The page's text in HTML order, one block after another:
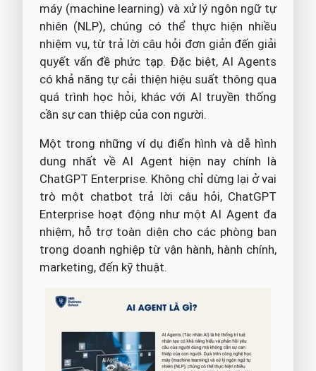
máy (machine learning) và xử lý ngôn ngữ tự
nhiên (NLP), chúng có thể thực hiện nhiều
nhiệm vụ, từ trả lời câu hỏi đơn giản đến giải
quyết vấn đề phức tạp. Đặc biệt, AI Agents
có khả năng tự cải thiện hiệu suất thông qua
quá trình học hỏi, khác với AI truyền thống
cần sự can thiệp của con người.
Một trong những ví dụ điển hình và dễ hình
dung nhất về AI Agent hiện nay chính là
ChatGPT Enterprise. Không chỉ dừng lại ở vai
trò một chatbot trả lời câu hỏi, ChatGPT
Enterprise hoạt động như một AI Agent đa
nhiệm, hỗ trợ toàn diện cho các phòng ban
trong doanh nghiệp từ vận hành, hành chính,
marketing, đến kỹ thuật.